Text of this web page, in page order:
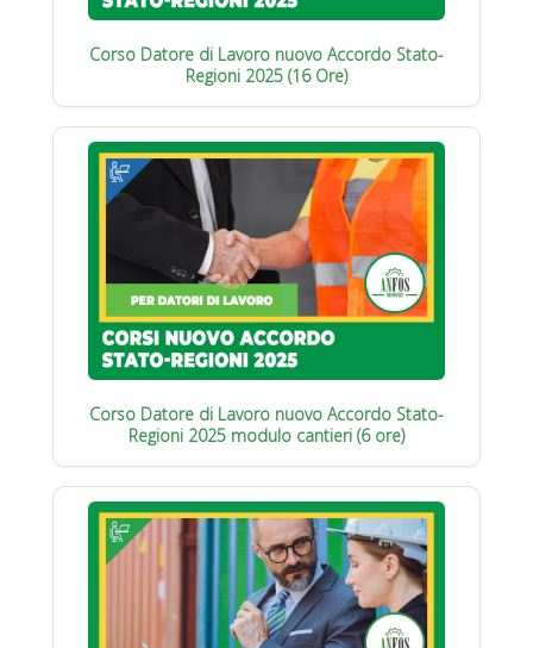
Corso Datore di Lavoro nuovo Accordo Stato-
Regioni 2025 (16 Ore)
Corso Datore di Lavoro nuovo Accordo Stato-
Regioni 2025 modulo cantieri (6 ore)